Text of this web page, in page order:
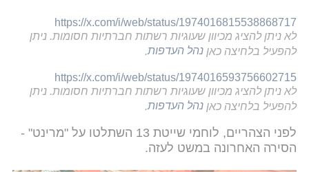
https://x.com/i/web/status/1974016815538868717
לא ניתן להציג מכיוון שעוגיות רשתות חברתיות חסומות. ניתן
להפעיל בלחיצה כאן נהל העדפות
https://x.com/i/web/status/1974016593756602715
לא ניתן להציג מכיוון שעוגיות רשתות חברתיות חסומות. ניתן
להפעיל בלחיצה כאן נהל העדפות
לפני הצהריים, לוחמי שייטת 13 השתלטו על "מרינט" -
הסירה האחרונה במשט לעזה.